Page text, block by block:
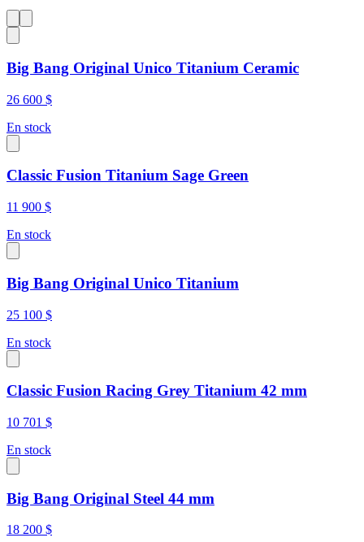
Big Bang Original Unico Titanium Ceramic
26 600 $
En stock
Classic Fusion Titanium Sage Green
11 900 $
En stock
Big Bang Original Unico Titanium
25 100 $
En stock
Classic Fusion Racing Grey Titanium 42 mm
10 701 $
En stock
Big Bang Original Steel 44 mm
18 200 $